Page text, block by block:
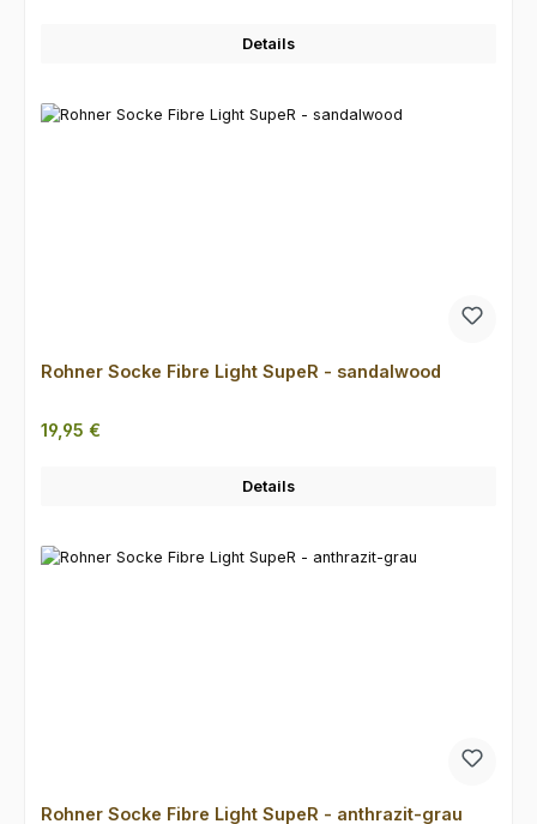
Details
Rohner Socke Fibre Light SupeR - sandalwood
Regulärer Preis:
19,95 €
Details
Rohner Socke Fibre Light SupeR - anthrazit-grau